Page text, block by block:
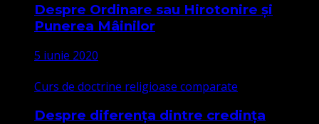
Despre Ordinare sau Hirotonire și
Punerea Mâinilor
5 iunie 2020
Curs de doctrine religioase comparate
Despre diferența dintre credința